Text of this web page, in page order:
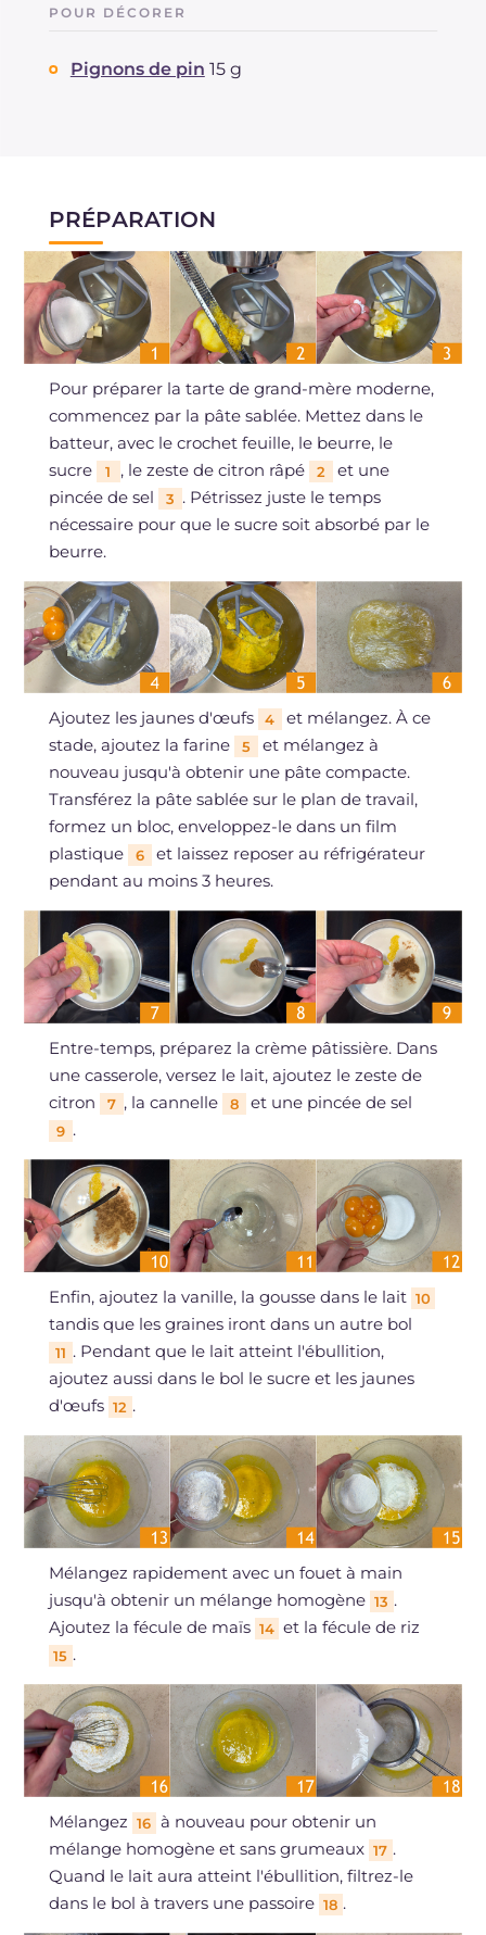
POUR DÉCORER
Pignons de pin 15 g
PRÉPARATION
Pour préparer la tarte de grand-mère moderne,
commencez par la pâte sablée. Mettez dans le
batteur, avec le crochet feuille, le beurre, le
sucre
1 , le zeste de citron râpé 2
et une
pincée de sel
3 . Pétrissez juste le temps
nécessaire pour que le sucre soit absorbé par le
beurre.
Ajoutez les jaunes d'œufs 4
et mélangez. À ce
stade, ajoutez la farine
5
et mélangez à
nouveau jusqu'à obtenir une pâte compacte.
Transférez la pâte sablée sur le plan de travail,
formez un bloc, enveloppez-le dans un film
plastique
6
et laissez reposer au réfrigérateur
pendant au moins 3 heures.
Entre-temps, préparez la crème pâtissière. Dans
une casserole, versez le lait, ajoutez le zeste de
citron
7 , la cannelle 8 et une pincée de sel
9 .
Enfin, ajoutez la vanille, la gousse dans le lait 10
tandis que les graines iront dans un autre bol
11 . Pendant que le lait atteint l'ébullition,
ajoutez aussi dans le bol le sucre et les jaunes
d'œufs 12 .
Mélangez rapidement avec un fouet à main
jusqu'à obtenir un mélange homogène 13 .
Ajoutez la fécule de maïs 14 et la fécule de riz
15 .
Mélangez 16 à nouveau pour obtenir un
mélange homogène et sans grumeaux 17 .
Quand le lait aura atteint l'ébullition, filtrez-le
dans le bol à travers une passoire 18 .